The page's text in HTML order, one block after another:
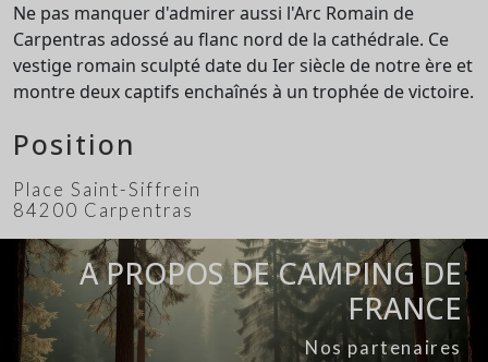
Ne pas manquer d'admirer aussi l'Arc Romain de
Carpentras adossé au flanc nord de la cathédrale. Ce
vestige romain sculpté date du Ier siècle de notre ère et
montre deux captifs enchaînés à un trophée de victoire.
Position
Place Saint-Siffrein
84200 Carpentras
A PROPOS DE CAMPING DE
FRANCE
Nos partenaires